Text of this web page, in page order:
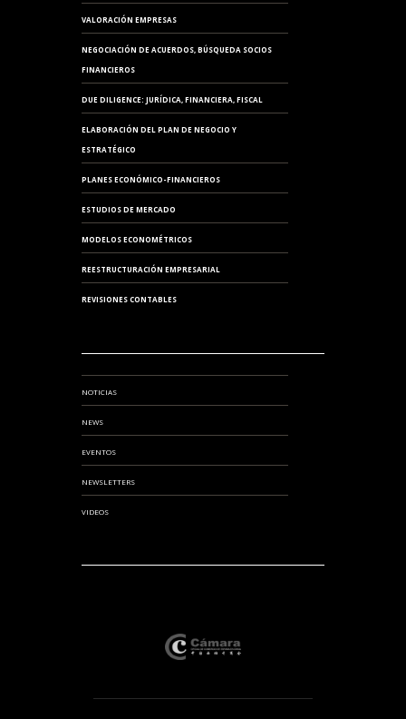
VALORACIÓN EMPRESAS
NEGOCIACIÓN DE ACUERDOS, BÚSQUEDA SOCIOS
FINANCIEROS
DUE DILIGENCE: JURÍDICA, FINANCIERA, FISCAL
ELABORACIÓN DEL PLAN DE NEGOCIO Y
ESTRATÉGICO
PLANES ECONÓMICO-FINANCIEROS
ESTUDIOS DE MERCADO
MODELOS ECONOMÉTRICOS
REESTRUCTURACIÓN EMPRESARIAL
REVISIONES CONTABLES
NOTICIAS
NEWS
EVENTOS
NEWSLETTERS
VIDEOS